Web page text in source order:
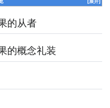
的从者
的概念礼装